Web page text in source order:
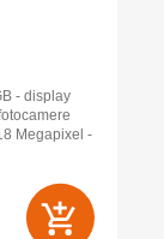
- display
Megapixel -